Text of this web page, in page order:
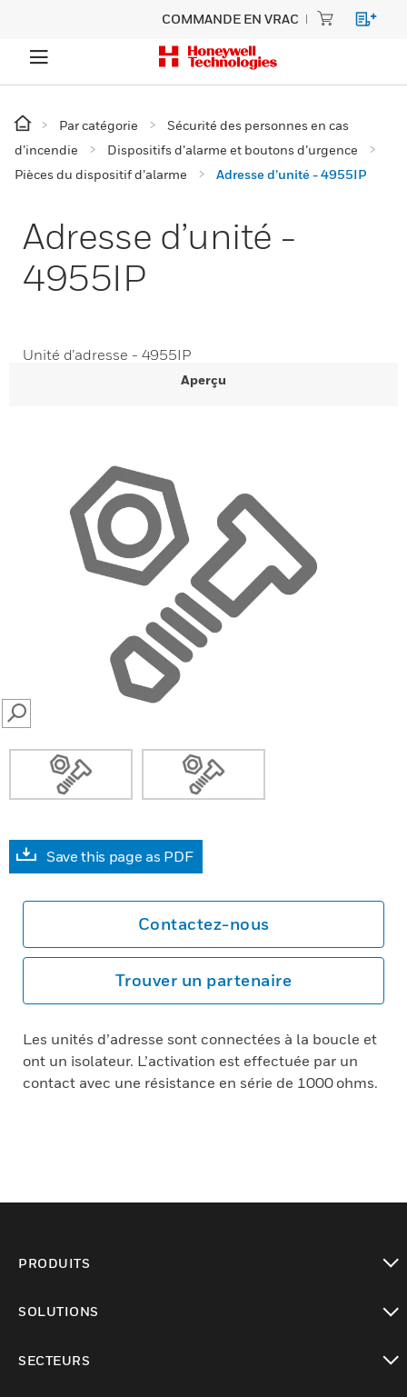
COMMANDE EN VRAC
Par catégorie
Sécurité des personnes en cas
d’incendie
Dispositifs d’alarme et boutons d’urgence
Pièces du dispositif d’alarme
Adresse d’unité - 4955IP
Adresse d’unité -
4955IP
Unité d’adresse - 4955IP
Aperçu
SEARCH
Save this page as PDF
Contactez-nous
Trouver un partenaire
Les unités d’adresse sont connectées à la boucle et
ont un isolateur. L’activation est effectuée par un
contact avec une résistance en série de 1000 ohms.
PRODUITS
SOLUTIONS
SECTEURS